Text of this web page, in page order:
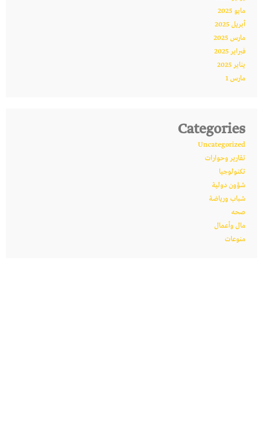
مايو 2025
أبريل 2025
مارس 2025
فبراير 2025
يناير 2025
مارس 1
Categories
Uncategorized
تقارير وحوارات
تكنولوجيا
شؤون دولية
شباب ورياضة
صحه
مال وأعمال
منوعات